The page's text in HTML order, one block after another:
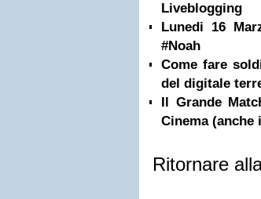
Liveblogging
Lunedi 16
#Noah
Come fare
del digitale
Il Grande
Cinema (anche
Ritornare